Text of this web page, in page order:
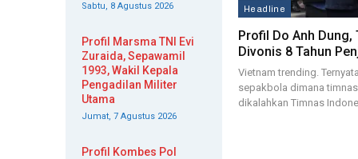
Headline
Profil Do Anh Dung,
Divonis 8 Tahun
Vietnam trending.
sepakbola dimana
dikalahkan Timnas
Sabtu, 8 Agustus 2026
Profil Marsma TNI Evi
Zuraida, Sepawamil
1993, Wakil Kepala
Pengadilan Militer
Utama
Jumat, 7 Agustus 2026
Profil Kombes Pol